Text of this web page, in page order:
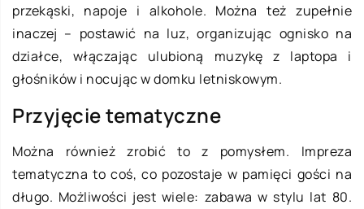
przekąski, napoje i alkohole. Można też zupełnie
inaczej – postawić na luz, organizując ognisko na
działce, włączając ulubioną muzykę z laptopa i
głośników i nocując w domku letniskowym.
Przyjęcie tematyczne
Można również zrobić to z pomysłem. Impreza
tematyczna to coś, co pozostaje w pamięci gości na
długo. Możliwości jest wiele: zabawa w stylu lat 80.